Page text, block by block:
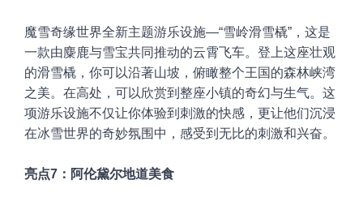
魔雪奇缘世界全新主题游乐设施—“雪岭滑雪橇”，这是
一款由麋鹿与雪宝共同推动的云霄飞车。登上这座壮观
的滑雪橇，你可以沿著山坡，俯瞰整个王国的森林峡湾
之美。在高处，可以欣赏到整座小镇的奇幻与生气。这
项游乐设施不仅让你体验到刺激的快感，更让他们沉浸
在冰雪世界的奇妙氛围中，感受到无比的刺激和兴奋。
亮点7：阿伦黛尔地道美食